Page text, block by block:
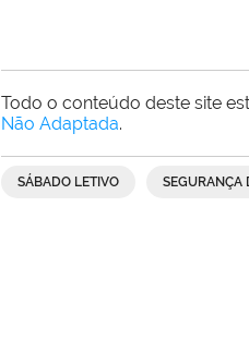
Todo o conteúdo deste site
Não Adaptada.
SÁBADO LETIVO SEGURANÇA